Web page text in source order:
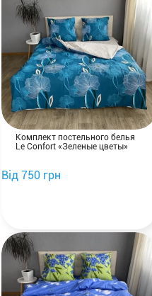
Комплект постельного белья
Le Confort «Зеленые цветы»
Від 750 грн